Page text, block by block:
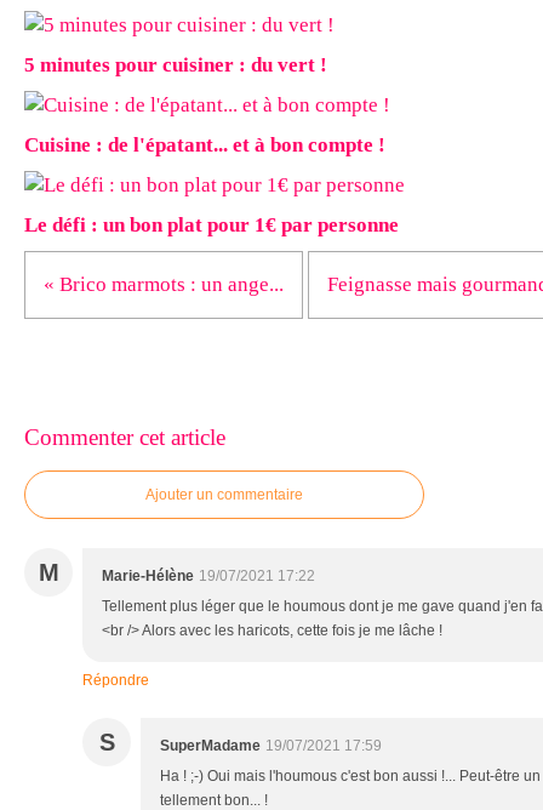
5 minutes pour cuisiner : du vert !
Cuisine : de l'épatant... et à bon compte !
Le défi : un bon plat pour 1€ par personne
« Brico marmots : un ange... Feignasse mais
Commenter cet article
Ajouter un commentaire
M Marie-Hélène 19/07/2021 17:22
Tellement plus léger que le houmous dont je me gave quand j'en
<br /> Alors avec les haricots, cette fois je me lâche !
Répondre
S SuperMadame 19/07/2021 17:59
Ha ! ;-) Oui mais l'houmous c'est bon aussi !... Peut-être
tellement bon... !